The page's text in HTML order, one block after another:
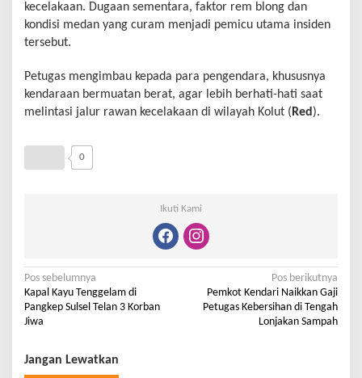
kecelakaan. Dugaan sementara, faktor rem blong dan
kondisi medan yang curam menjadi pemicu utama insiden
tersebut.
Petugas mengimbau kepada para pengendara, khususnya
kendaraan bermuatan berat, agar lebih berhati-hati saat
melintasi jalur rawan kecelakaan di wilayah Kolut ( Red ).
0
Ikuti Kami
Pos sebelumnya
Kapal Kayu Tenggelam di
Pangkep Sulsel Telan 3 Korban
Jiwa
Pos berikutnya
Pemkot Kendari Naikkan Gaji
Petugas Kebersihan di Tengah
Lonjakan Sampah
Jangan Lewatkan